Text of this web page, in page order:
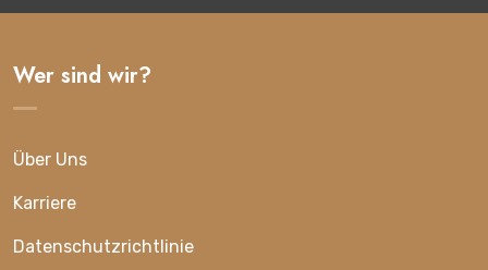
Wer sind wir?
Über Uns
Karriere
Datenschutzrichtlinie